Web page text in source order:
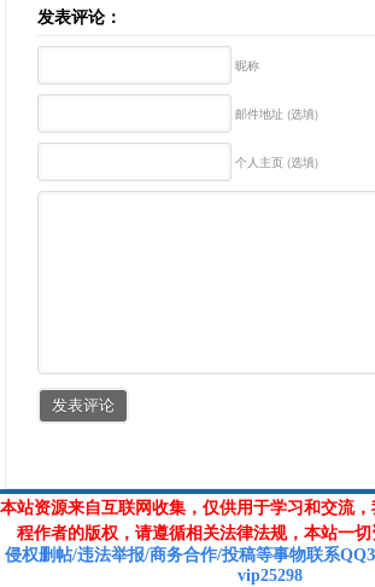
发表评论：
昵称
邮件地址 (选填)
个人主页 (选填)
本站资源来自互联网收集，仅供用于学习和交流
程作者的版权，请遵循相关法律法规，本站一
侵权删帖/违法举报/商务合作/投稿等事物联系QQ
vip25298